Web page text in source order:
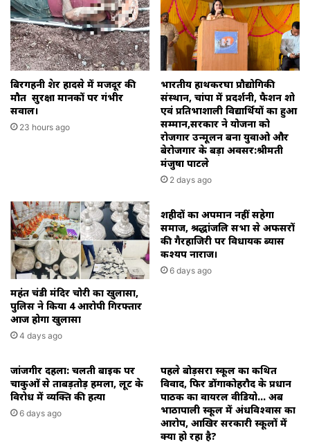
बिरगहनी क्रेशर हादसे में मजदूर की
मौत सुरक्षा मानकों पर गंभीर
सवाल।
23 hours ago
भारतीय हाथकरघा प्रौद्योगिकी
संस्थान, चांपा में प्रदर्शनी, फैशन शो
एवं प्रतिभाशाली विद्यार्थियों का हुआ
सम्मान,सरकार ने योजना को
रोजगार उन्मूलन बना युवाओ और
बेरोजगार के बड़ा अवसर:श्रीमती
मंजुषा पाटले
2 days ago
महंत चंडी मंदिर चोरी का खुलासा,
पुलिस ने किया 4 आरोपी गिरफ्तार
आज होगा खुलासा
4 days ago
शहीदों का अपमान नहीं सहेगा
समाज, श्रद्धांजलि सभा से अफसरों
की गैरहाजिरी पर विधायक ब्यास
कश्यप नाराज।
6 days ago
जांजगीर दहला: चलती बाइक पर
चाकुओं से ताबड़तोड़ हमला, लूट के
विरोध में व्यक्ति की हत्या
6 days ago
पहले बोड़सरा स्कूल का कथित
विवाद, फिर डोंगाकोहरौद के प्रधान
पाठक का वायरल वीडियो… अब
भाठापाली स्कूल में अंधविश्वास का
आरोप, आखिर सरकारी स्कूलों में
क्या हो रहा है?